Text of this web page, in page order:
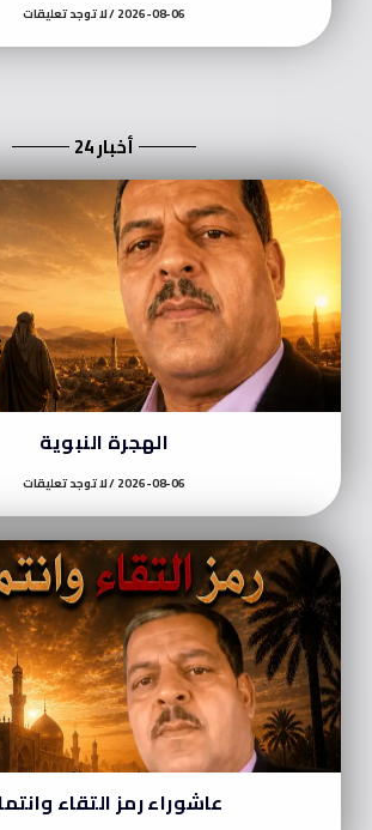
2026-08-06 لا توجد تعليقات
أخبار 24
الهجرة النبوية
2026-08-06 لا توجد تعليقات
عاشوراء رمز التقاء وانتماء